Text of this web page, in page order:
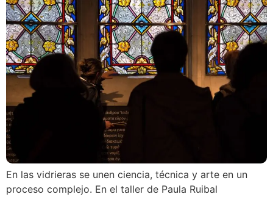
En las vidrieras se unen ciencia, técnica y arte en un
proceso complejo. En el taller de Paula Ruibal